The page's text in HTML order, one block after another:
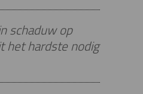
schaduw op
het hardste nodig